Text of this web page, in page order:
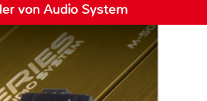
von Audio System